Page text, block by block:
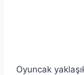
Oyuncak